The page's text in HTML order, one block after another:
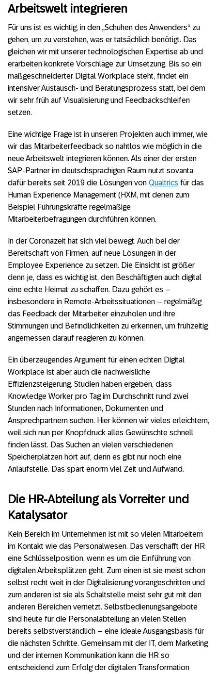
Arbeitswelt integrieren
Für uns ist es wichtig, in den „Schuhen des Anwenders“ zu
gehen, um zu verstehen, was er tatsächlich benötigt. Das
gleichen wir mit unserer technologischen Expertise ab und
erarbeiten konkrete Vorschläge zur Umsetzung. Bis so ein
maßgeschneiderter Digital Workplace steht, findet ein
intensiver Austausch- und Beratungsprozess statt, bei dem
wir sehr früh auf Visualisierung und Feedbackschleifen
setzen.
Eine wichtige Frage ist in unseren Projekten auch immer, wie
wir das Mitarbeiterfeedback so nahtlos wie möglich in die
neue Arbeitswelt integrieren können. Als einer der ersten
SAP-Partner im deutschsprachigen Raum nutzt sovanta
dafür bereits seit 2019 die Lösungen von Qualtrics für das
Human Experience Management (HXM, mit denen zum
Beispiel Führungskräfte regelmäßige
Mitarbeiterbefragungen durchführen können.
In der Coronazeit hat sich viel bewegt. Auch bei der
Bereitschaft von Firmen, auf neue Lösungen in der
Employee Experience zu setzen. Die Einsicht ist größer
denn je, dass es wichtig ist, den Beschäftigten auch digital
eine echte Heimat zu schaffen. Dazu gehört es –
insbesondere in Remote-Arbeitssituationen – regelmäßig
das Feedback der Mitarbeiter einzuholen und ihre
Stimmungen und Befindlichkeiten zu erkennen, um frühzeitig
angemessen darauf reagieren zu können.
Ein überzeugendes Argument für einen echten Digital
Workplace ist aber auch die nachweisliche
Effizienzsteigerung. Studien haben ergeben, dass
Knowledge Worker pro Tag im Durchschnitt rund zwei
Stunden nach Informationen, Dokumenten und
Ansprechpartnern suchen. Hier können wir vieles erleichtern,
weil sich nun per Knopfdruck alles Gewünschte schnell
finden lässt. Das Suchen an vielen verschiedenen
Speicherplätzen hört auf, denn es gibt nur noch eine
Anlaufstelle. Das spart enorm viel Zeit und Aufwand.
Die HR-Abteilung als Vorreiter und
Katalysator
Kein Bereich im Unternehmen ist mit so vielen Mitarbeitern
im Kontakt wie das Personalwesen. Das verschafft der HR
eine Schlüsselposition, wenn es um die Einführung von
digitalen Arbeitsplätzen geht. Zum einen ist sie meist schon
selbst recht weit in der Digitalisierung vorangeschritten und
zum anderen ist sie als Schaltstelle meist sehr gut mit den
anderen Bereichen vernetzt. Selbstbedienungsangebote
sind heute für die Personalabteilung an vielen Stellen
bereits selbstverständlich – eine ideale Ausgangsbasis für
die nächsten Schritte. Gemeinsam mit der IT, dem Marketing
und der internen Kommunikation kann die HR so
entscheidend zum Erfolg der digitalen Transformation